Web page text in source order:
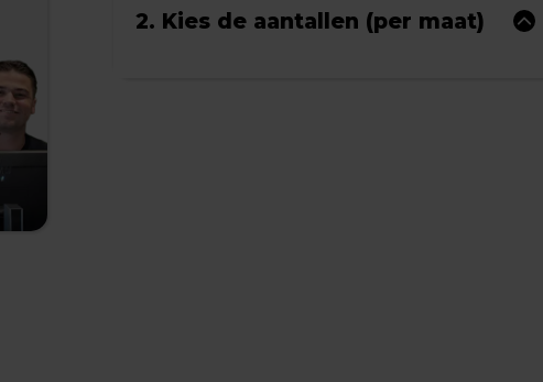
2. Kies de aantallen (per maat)